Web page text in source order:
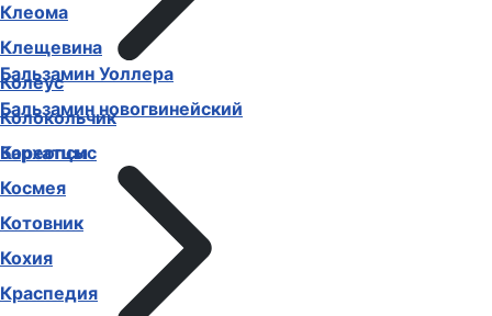
Бальзамин Уоллера
Бальзамин новогвинейский
Бархатцы
Клеома
Клещевина
Колеус
Колокольчик
Кореопсис
Космея
Котовник
Кохия
Краспедия